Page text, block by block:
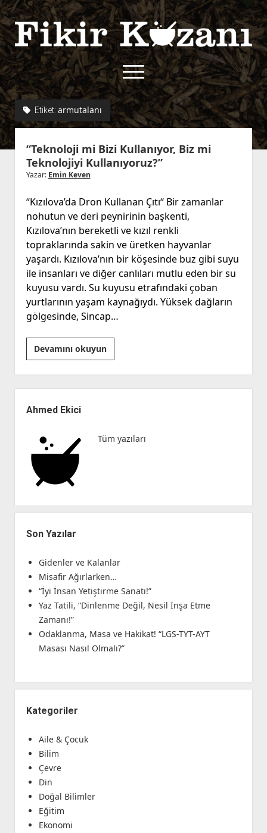
Fikir
Kazanı
menüyü
aç
twitterfacebook
rss
menüyü
Kullanım Koşulları
İletişim
Kurallar
Etiket: armutalanı
“Teknoloji mi Bizi Kullanıyor, Biz mi
Teknolojiyi Kullanıyoruz?”
Yazar: Emin Keven
“Kızılova’da Dron Kullanan Çıtı“ Bir zamanlar
nohutun ve deri peynirinin başkenti,
Kızılova’nın bereketli ve kızıl renkli
topraklarında sakin ve üretken hayvanlar
yaşardı. Kızılova’nın bir köşesinde buz gibi suyu
ile insanları ve diğer canlıları mutlu eden bir su
kuyusu vardı. Su kuyusu etrafındaki çoban
yurtlarının yaşam kaynağıydı. Yüksek dağların
gölgesinde, Sincap…
Devamını okuyun“Teknoloji
mi
Bizi
Kullanıyor,
Teknolojiyi
Menü
Ahmed Ekici
Tüm yazıları
Son Yazılar
Gidenler ve Kalanlar
Misafir Ağırlarken…
“İyi İnsan Yetiştirme Sanatı!”
Yaz Tatili, “Dinlenme Değil, Nesil İnşa Etme
Zamanı!”
Odaklanma, Masa ve Hakikat! “LGS-TYT-AYT
Masası Nasıl Olmalı?”
Kategoriler
Aile & Çocuk
Bilim
Çevre
Din
Doğal Bilimler
Eğitim
Ekonomi